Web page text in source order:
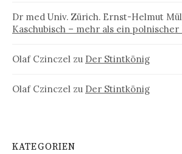
Dr med Univ. Zürich. Ernst-Helmut
Kaschubisch – mehr als ein polnischer
Olaf Czinczel zu Der Stintkönig
Olaf Czinczel zu Der Stintkönig
KATEGORIEN